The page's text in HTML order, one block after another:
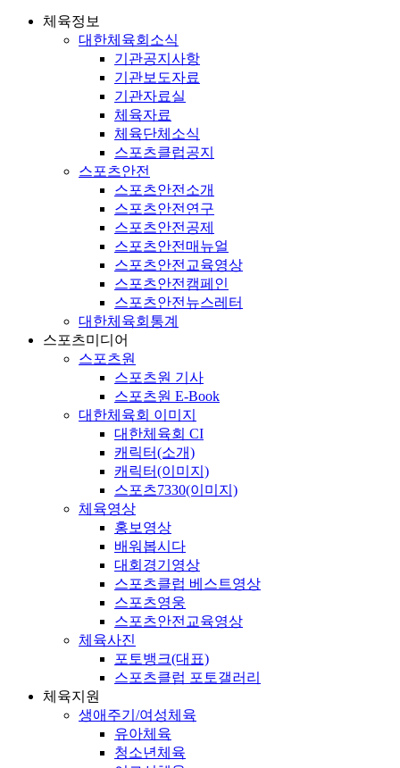
체육정보
대한체육회소식
기관공지사항
기관보도자료
기관자료실
체육자료
체육단체소식
스포츠클럽공지
스포츠안전
스포츠안전소개
스포츠안전연구
스포츠안전공제
스포츠안전매뉴얼
스포츠안전교육영상
스포츠안전캠페인
스포츠안전뉴스레터
대한체육회통계
스포츠미디어
스포츠원
스포츠원 기사
스포츠원 E-Book
대한체육회 이미지
대한체육회 CI
캐릭터(소개)
캐릭터(이미지)
스포츠7330(이미지)
체육영상
홍보영상
배워봅시다
대회경기영상
스포츠클럽 베스트영상
스포츠영웅
스포츠안전교육영상
체육사진
포토뱅크(대표)
스포츠클럽 포토갤러리
체육지원
생애주기/여성체육
유아체육
청소년체육